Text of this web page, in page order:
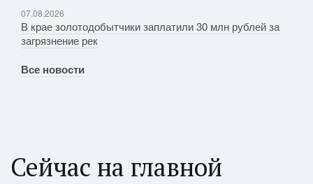
07.08.2026
В крае золотодобытчики заплатили 30 млн рублей за
загрязнение рек
Все новости
Сейчас на главной